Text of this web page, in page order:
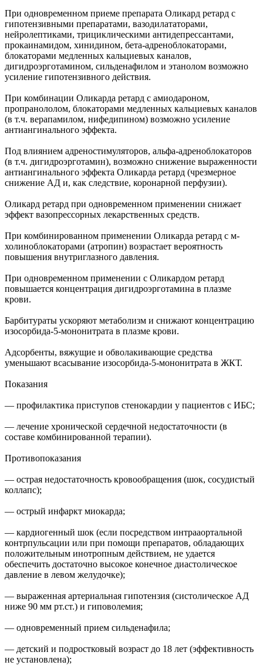
При одновременном приеме препарата Оликард ретард с
гипотензивными препаратами, вазодилататорами,
нейролептиками, трициклическими антидепрессантами,
прокаинамидом, хинидином, бета-адреноблокаторами,
блокаторами медленных кальциевых каналов,
дигидроэрготамином, сильденафилом и этанолом возможно
усиление гипотензивного действия.
При комбинации Оликарда ретард с амиодароном,
пропранололом, блокаторами медленных кальциевых каналов
(в т.ч. верапамилом, нифедипином) возможно усиление
антиангинального эффекта.
Под влиянием адреностимуляторов, альфа-адреноблокаторов
(в т.ч. дигидроэрготамин), возможно снижение выраженности
антиангинального эффекта Оликарда ретард (чрезмерное
снижение АД и, как следствие, коронарной перфузии).
Оликард ретард при одновременном применении снижает
эффект вазопрессорных лекарственных средств.
При комбинированном применении Оликарда ретард с м-
холиноблокаторами (атропин) возрастает вероятность
повышения внутриглазного давления.
При одновременном применении с Оликардом ретард
повышается концентрация дигидроэрготамина в плазме
крови.
Барбитураты ускоряют метаболизм и снижают концентрацию
изосорбида-5-мононитрата в плазме крови.
Адсорбенты, вяжущие и обволакивающие средства
уменьшают всасывание изосорбида-5-мононитрата в ЖКТ.
Показания
— профилактика приступов стенокардии у пациентов с ИБС;
— лечение хронической сердечной недостаточности (в
составе комбинированной терапии).
Противопоказания
— острая недостаточность кровообращения (шок, сосудистый
коллапс);
— острый инфаркт миокарда;
— кардиогенный шок (если посредством интрааортальной
контрпульсации или при помощи препаратов, обладающих
положительным инотропным действием, не удается
обеспечить достаточно высокое конечное диастолическое
давление в левом желудочке);
— выраженная артериальная гипотензия (систолическое АД
ниже 90 мм рт.ст.) и гиповолемия;
— одновременный прием сильденафила;
— детский и подростковый возраст до 18 лет (эффективность
не установлена);